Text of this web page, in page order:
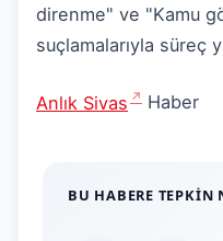
direnme" ve "Kamu
suçlamalarıyla süreç
Anlık Sivas Haber
BU HABERE TEPKIN